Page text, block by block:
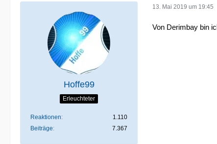
Hoffe99
Erleuchteter
Reaktionen
1.110
Beiträge
7.367
13. Mai 2019 um 19:45
Von Derimbay bin